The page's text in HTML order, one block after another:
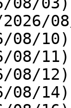
2026/
08/
08/
08/
08/